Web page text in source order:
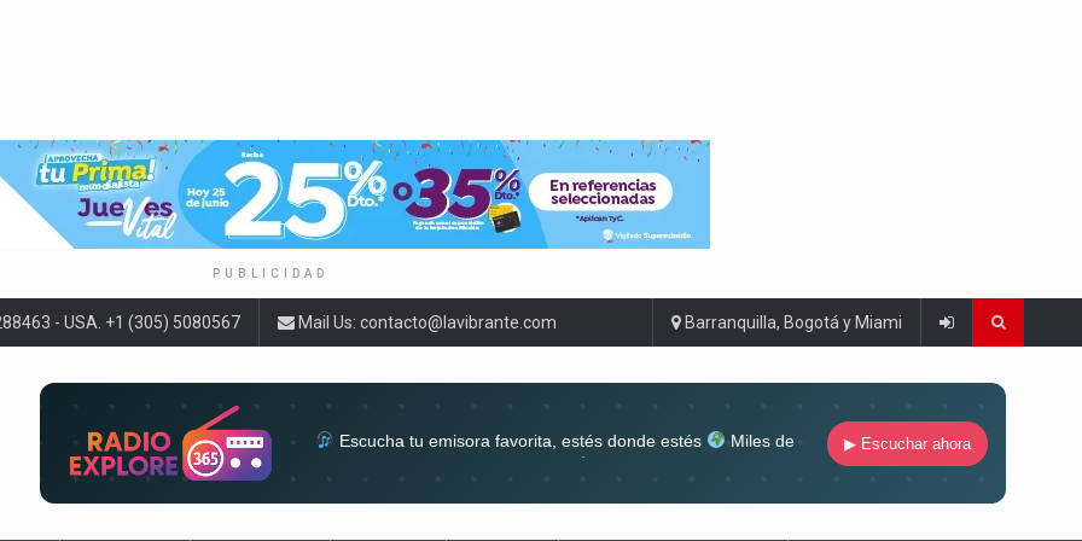
PUBLICIDAD
- USA. +1 (305) 5080567 Mail Us: contacto@lavibrante.com Barranquilla, Bogotá y Miami
Escucha tu emisora favorita, estés donde estés
Miles de
▶ Escuchar ahora